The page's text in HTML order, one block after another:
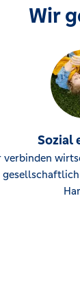
Wir
Sozial
verbinden